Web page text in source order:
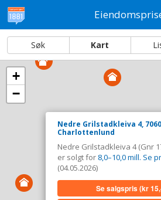
Søk Kart
Dato og sortering
Nedre Grilstadkleiva 4,
04.05.2026
8,0–10,0 mill. Se
Bolig. Gnr 17 -
Se salgspris(kr
Nedre Grilstadkleiva 4, 7060
Charlottenlund
Nedre Grilstadkleiva 4 (Gnr
er solgt for 8,0–10,0 mill. Se
(04.05.2026)
Se salgspris(kr
+
−